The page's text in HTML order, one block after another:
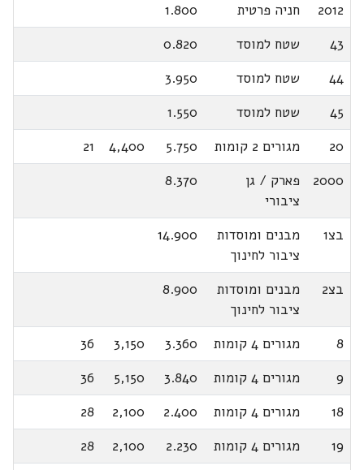
2012
חניה פרטית
1.800
43
שטח למוסד
0.820
44
שטח למוסד
3.950
45
שטח למוסד
1.550
20
מגורים 2 קומות 5.750
4,400
21
2000
פארק / גן
ציבורי
8.370
בצ1
מבנים ומוסדות
ציבור לחינוך
14.900
בצ2
מבנים ומוסדות
ציבור לחינוך
8.900
8 מגורים 4 קומות 3.360
3,150
36
9
מגורים 4 קומות 3.840
5,150
36
18
מגורים 4 קומות 2.400
2,100
28
19
מגורים 4 קומות 2.230
2,100
28